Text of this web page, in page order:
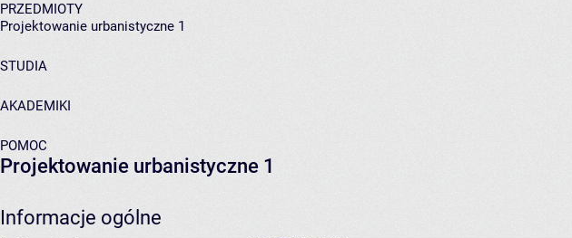
PRZEDMIOTY
Projektowanie urbanistyczne 1
STUDIA
AKADEMIKI
POMOC
Projektowanie urbanistyczne 1
Informacje ogólne